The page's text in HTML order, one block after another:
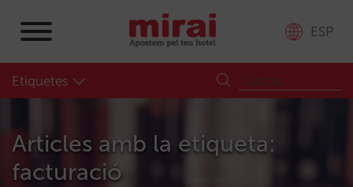
ESP
Etiquetes
Articles amb la etiqueta:
facturació